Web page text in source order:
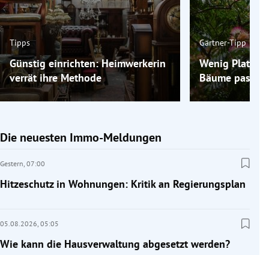
Tipps
Günstig einrichten: Heimwerkerin
verrät ihre Methode
Gärtner-Tipp
Wenig Platz
Bäume
Die neuesten Immo-Meldungen
Gestern, 07:00
Hitzeschutz in Wohnungen: Kritik an Regierungsplan
05.08.2026, 05:05
Wie kann die Hausverwaltung abgesetzt werden?